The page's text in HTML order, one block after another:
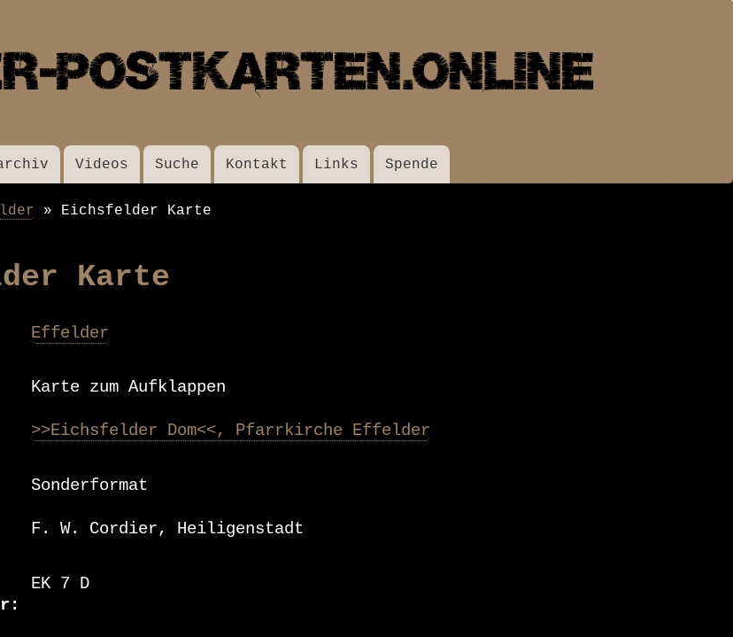
Inhalt
Videos Suche Kontakt Links Spende
Eichsfelder Karte
Karte
Effelder
Karte zum Aufklappen
>>Eichsfelder Dom<<, Pfarrkirche Effelder
Sonderformat
F. W. Cordier, Heiligenstadt
EK 7 D